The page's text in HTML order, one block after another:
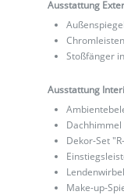
Ausstattung
Stoßfänger
Ausstattung
Dachhimmel
Dekor-Set
Make-up-